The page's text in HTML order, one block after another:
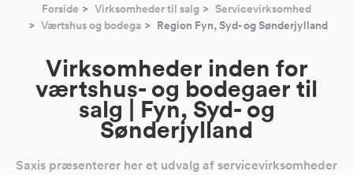
Forside Virksomheder til salg
Servicevirksomhed
Værtshus og bodega
Region Fyn, Syd- og Sønderjylland
Virksomheder inden for
værtshus- og bodegaer til
salg | Fyn, Syd- og
Sønderjylland
Saxis præsenterer her et udvalg af servicevirksomheder